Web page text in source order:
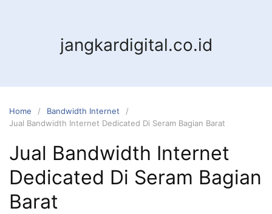
jangkardigital.co.id
Home
Bandwidth Internet
Jual Bandwidth Internet Dedicated Di Seram Bagian Barat
Jual Bandwidth Internet
Dedicated Di Seram Bagian
Barat